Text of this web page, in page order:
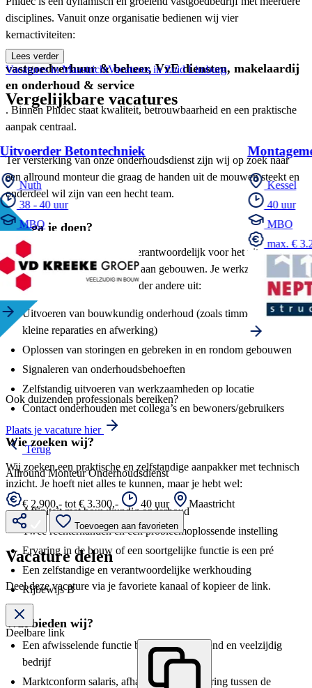
disciplines. Vanuit onze organisatie bedienen wij vier
kernactiviteiten:
vastgoedverhuur & beheer, VvE diensten, makelaardij
en onderhoud & service
. Binnen Phidec staat kwaliteit, betrouwbaarheid en een praktische
aanpak centraal.
Ter versterking van onze onderhoudsdienst zijn wij op zoek naar
een allround monteur die graag de handen uit de mouwen steekt en
onderdeel wil zijn van een hecht team.
Wat ga je doen?
Als allround monteur ben je verantwoordelijk voor het uitvoeren
van klein dagelijks onderhoud aan gebouwen. Je werkzaamheden
zijn afwisselend en bestaan onder andere uit:
Uitvoeren van bouwkundig onderhoud (zoals timmerwerk,
kleine reparaties en afwerking)
Oplossen van storingen en gebreken in en rondom gebouwen
Signaleren van onderhoudsbehoeften
Zelfstandig uitvoeren van werkzaamheden op locatie
Contact onderhouden met collega’s en bewoners/gebruikers
Wie zoeken wij?
Wij zoeken een praktische en zelfstandige aanpakker met technisch
inzicht. Je hoeft niet alles te kunnen, maar je hebt wel:
Affiniteit met bouwkundig onderhoud
Twee rechterhanden en een probleemoplossende instelling
Ervaring in de bouw of een soortgelijke functie is een pré
Een zelfstandige en verantwoordelijke werkhouding
Rijbewijs B
Wat bieden wij?
Een afwisselende functie binnen een groeiend en veelzijdig
bedrijf
Marktconform salaris, afhankelijk van ervaring tussen de
Lees verder
Vacatures in MaastrichtVacatures in Zuid Limburg
Vergelijkbare vacatures
Uitvoerder Betontechniek
Nuth
38 - 40 uur
MBO
Kessel
40 uur
MBO
max. €
Ook duizenden professionals bereiken?
Plaats je vacature hier
Terug
Allround Monteur Onderhoudsdienst
€ 2.900,- tot € 3.300,- 40 uur Maastricht
Toevoegen aan favorieten
Vacature delen
Deel deze vacature via je favoriete kanaal of kopieer de link.
Deelbare link